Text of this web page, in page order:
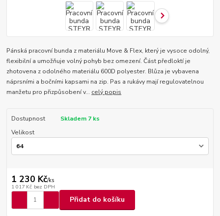
Pánská pracovní bunda z materiálu Move & Flex, který je vysoce odolný,
flexibilní a umožňuje volný pohyb bez omezení. Část předloktí je
zhotovena z odolného materiálu 600D polyester. Blůza je vybavena
náprsními a bočními kapsami na zip. Pas a rukávy mají regulovatelnou
manžetu pro přizpůsobení v... celý popis
Dostupnost
Skladem 7 ks
Velikost
1 230 Kč/ks
1 017 Kč bez DPH
Přidat do košíku